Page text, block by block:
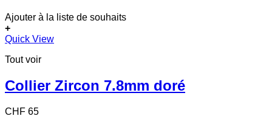
Ajouter à la liste de souhaits
+
Quick View
Tout voir
Collier Zircon 7.8mm doré
CHF 65